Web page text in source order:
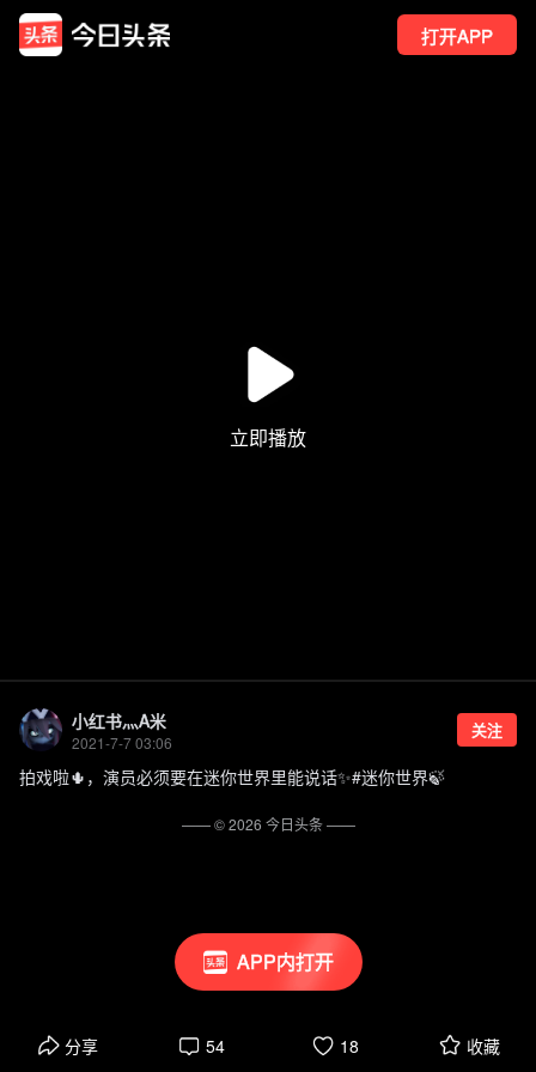
打开APP
APP内打开
小红书灬A米
2021-7-7 03:06
关注
拍戏啦🌵，演员必须要在迷你世界里能说话✨#迷你世界🍃
分享 54 18 收藏
—— ©2026 今日头条——